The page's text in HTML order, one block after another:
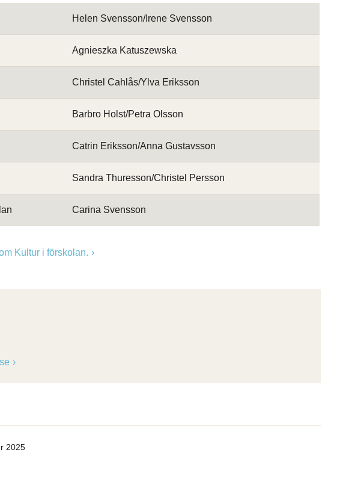
Helen Svensson/Irene Svensson
Agnieszka Katuszewska
Christel Cahlås/Ylva Eriksson
Barbro Holst/Petra Olsson
Catrin Eriksson/Anna Gustavsson
Sandra Thuresson/Christel Persson
Carina Svensson
Kultur i förskolan.
2025